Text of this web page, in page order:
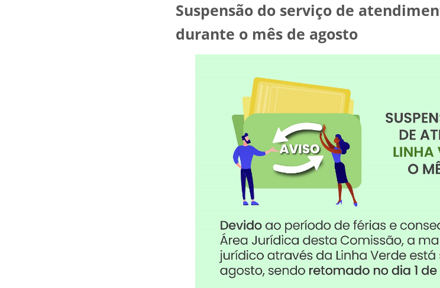
Suspensão do serviço de
durante o mês de agosto